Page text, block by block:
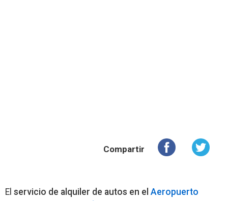
Compartir
El servicio de alquiler de autos en el Aeropuerto